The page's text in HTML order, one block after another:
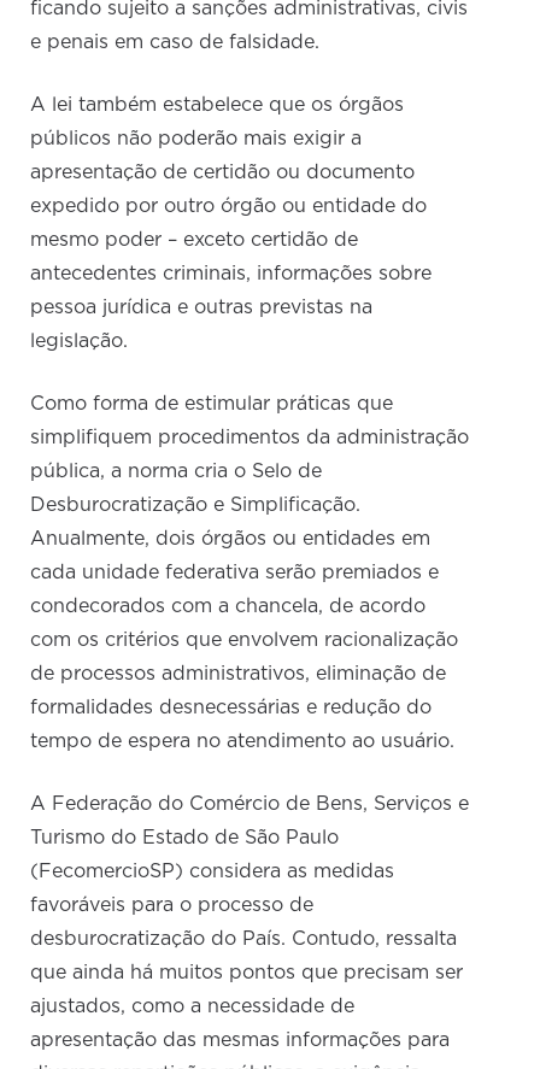
ficando sujeito a sanções administrativas, civis
e penais em caso de falsidade.
A lei também estabelece que os órgãos
públicos não poderão mais exigir a
apresentação de certidão ou documento
expedido por outro órgão ou entidade do
mesmo poder – exceto certidão de
antecedentes criminais, informações sobre
pessoa jurídica e outras previstas na
legislação.
Como forma de estimular práticas que
simplifiquem procedimentos da administração
pública, a norma cria o Selo de
Desburocratização e Simplificação.
Anualmente, dois órgãos ou entidades em
cada unidade federativa serão premiados e
condecorados com a chancela, de acordo
com os critérios que envolvem racionalização
de processos administrativos, eliminação de
formalidades desnecessárias e redução do
tempo de espera no atendimento ao usuário.
A Federação do Comércio de Bens, Serviços e
Turismo do Estado de São Paulo
(FecomercioSP) considera as medidas
favoráveis para o processo de
desburocratização do País. Contudo, ressalta
que ainda há muitos pontos que precisam ser
ajustados, como a necessidade de
apresentação das mesmas informações para